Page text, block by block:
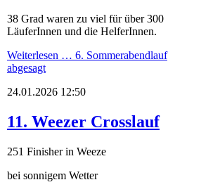
38 Grad waren zu viel für über 300
LäuferInnen und die HelferInnen.
Weiterlesen … 6. Sommerabendlauf
abgesagt
24.01.2026 12:50
11. Weezer Crosslauf
251 Finisher in Weeze
bei sonnigem Wetter